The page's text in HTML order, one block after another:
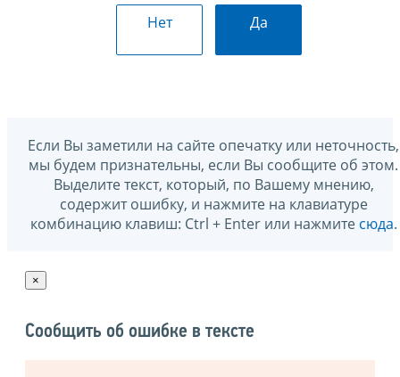
Нет Да
Если Вы заметили на сайте опечатку или неточность,
мы будем признательны, если Вы сообщите об этом.
Выделите текст, который, по Вашему мнению,
содержит ошибку, и нажмите на клавиатуре
комбинацию клавиш: Ctrl + Enter или нажмите сюда.
×
Сообщить об ошибке в тексте